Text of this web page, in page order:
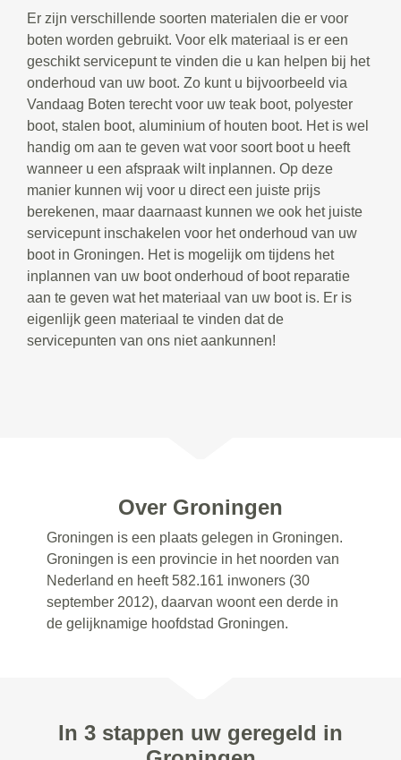
Er zijn verschillende soorten materialen die er voor
boten worden gebruikt. Voor elk materiaal is er een
geschikt servicepunt te vinden die u kan helpen bij het
onderhoud van uw boot. Zo kunt u bijvoorbeeld via
Vandaag Boten terecht voor uw teak boot, polyester
boot, stalen boot, aluminium of houten boot. Het is wel
handig om aan te geven wat voor soort boot u heeft
wanneer u een afspraak wilt inplannen. Op deze
manier kunnen wij voor u direct een juiste prijs
berekenen, maar daarnaast kunnen we ook het juiste
servicepunt inschakelen voor het onderhoud van uw
boot in Groningen. Het is mogelijk om tijdens het
inplannen van uw boot onderhoud of boot reparatie
aan te geven wat het materiaal van uw boot is. Er is
eigenlijk geen materiaal te vinden dat de
servicepunten van ons niet aankunnen!
Over Groningen
Groningen is een plaats gelegen in Groningen.
Groningen is een provincie in het noorden van
Nederland en heeft 582.161 inwoners (30
september 2012), daarvan woont een derde in
de gelijknamige hoofdstad Groningen.
In 3 stappen uw geregeld in